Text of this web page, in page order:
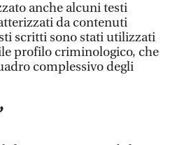
anche alcuni testi
da contenuti
scritti sono stati utilizzati
profilo criminologico, che
complessivo degli